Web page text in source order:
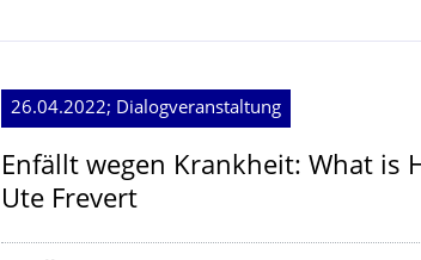
26.04.2022; Dialogveranstaltung
Enfällt wegen Krankheit: What is
Ute Frevert